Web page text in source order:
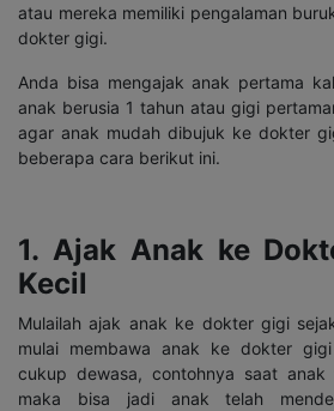
atau mereka memiliki pengalaman
dokter gigi.
Anda bisa mengajak anak pertama
anak berusia 1 tahun atau gigi
agar anak mudah dibujuk ke dokter
beberapa cara berikut ini.
1. Ajak Anak ke
Kecil
Mulailah ajak anak ke dokter gigi
mulai membawa anak ke dokter
cukup dewasa, contohnya saat
maka bisa jadi anak telah